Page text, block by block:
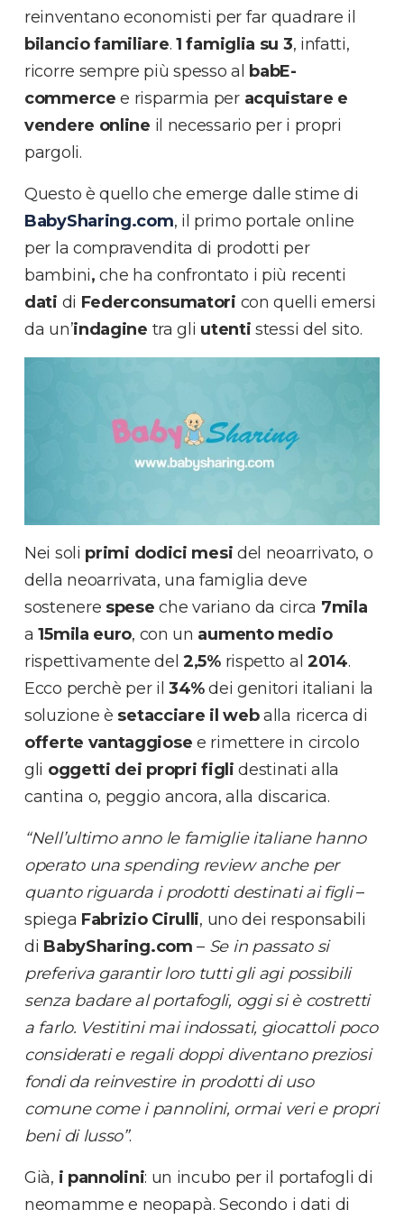
reinventano economisti per far quadrare il
bilancio familiare.1 famiglia su 3, infatti,
ricorre sempre più spesso al babE-
commerce e risparmia per acquistare e
vendere online il necessario per i propri
pargoli.
Questo è quello che emerge dalle stime di
BabySharing.com, il primo portale online
per la compravendita di prodotti per
bambini,che ha confrontato i più recenti
dati di Federconsumatori con quelli emersi
da un’indagine tra gli utentistessi del sito.
Nei soli primi dodici mesi del neoarrivato, o
della neoarrivata, una famiglia deve
sostenere spese che variano da circa 7mila
a 15mila euro, con un aumento medio
rispettivamente del 2,5%rispetto al 2014.
Ecco perchè per il34%dei genitori italiani la
soluzione è setacciare il weballa ricerca di
offerte vantaggiose e rimettere in circolo
gli oggetti dei propri figli destinati alla
cantina o, peggio ancora, alla discarica.
“Nell’ultimo anno le famiglie italiane hanno
operato una spending review anche per
quanto riguarda i prodotti destinati ai figli–
spiega Fabrizio Cirulli, uno dei responsabili
di BabySharing.com – Se in passato si
preferiva garantir loro tutti gli agi possibili
senza badare al portafogli, oggi si è costretti
a farlo. Vestitini mai indossati, giocattoli poco
considerati e regali doppi diventano preziosi
fondi da reinvestire in prodotti di uso
comune come i pannolini, ormai veri e propri
beni di lusso”.
Già, i pannolini: un incubo per il portafogli di
neomamme e neopapà. Secondo i dati di